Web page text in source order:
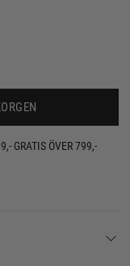
GRATIS ÖVER 799,-